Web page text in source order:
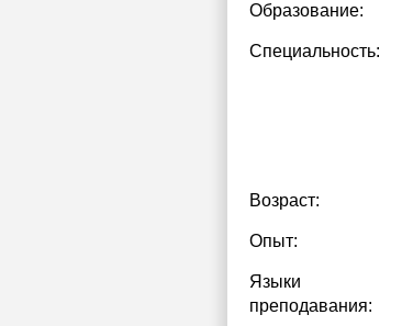
Образование:
Специальность:
Возраст:
Опыт:
Языки
преподавания: